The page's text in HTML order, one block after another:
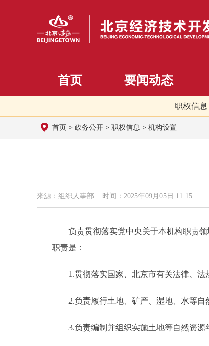
首页 要闻动态
职权信息
首页 > 政务公开 > 职权信息 > 机构设置
来源：组织人事部 时间：2025年09月05日 11:15
负责贯彻落实党中央关于本机构职责领
职责是：
1.贯彻落实国家、北京市有关法律、法
2.负责履行土地、矿产、湿地、水等自
3.负责编制并组织实施土地等自然资源